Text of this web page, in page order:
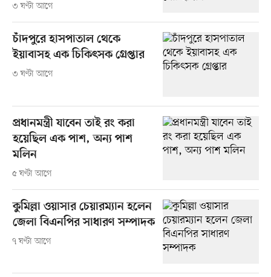
৩ ঘণ্টা আগে
চাঁদপুরে হাসপাতাল থেকে
ইয়াবাসহ এক চিকিৎসক গ্রেপ্তার
৩ ঘণ্টা আগে
প্রধানমন্ত্রী যাবেন তাই রং করা
হয়েছিল এক পাশ, অন্য পাশ
মলিন
৫ ঘণ্টা আগে
কুমিল্লা ওয়াসার চেয়ারম্যান হলেন
জেলা বিএনপির সাধারণ সম্পাদক
৭ ঘণ্টা আগে